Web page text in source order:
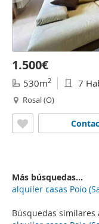
Búsquedas similares
1.500€
530m2 7
Rosal (O)
Más búsquedas...
alquiler casas Poio